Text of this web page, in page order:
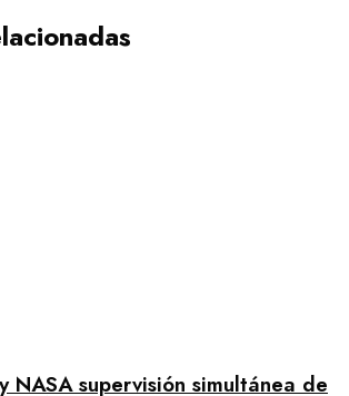
NASA supervisión simultánea de